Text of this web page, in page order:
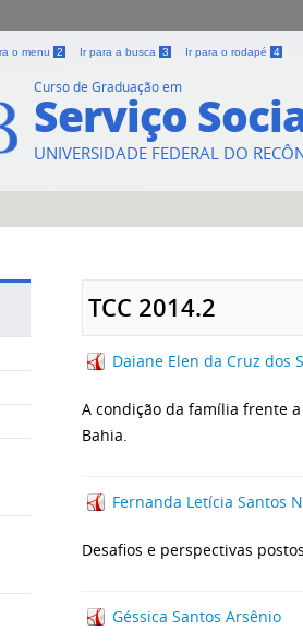
o menu 2 Ir para a busca 3 Ir para o rodapé 4
Curso de Graduação em
Serviço
UNIVERSIDADE FEDERAL DO
TCC 2014.2
Daiane Elen da Cruz dos
A condição da família frente
Bahia.
Fernanda Letícia Santos
Desafios e perspectivas
Géssica Santos Arsênio